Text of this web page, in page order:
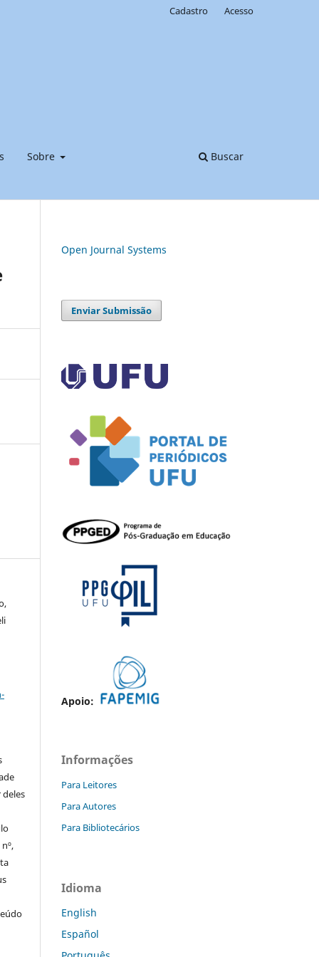
Sobre Buscar
Cadastro Acesso
Open Journal Systems
Enviar Submissão
Apoio:
Informações
Para Leitores
Para Autores
Para Bibliotecários
Idioma
English
Español